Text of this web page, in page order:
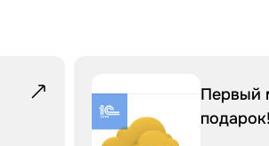
Первый
подарок!